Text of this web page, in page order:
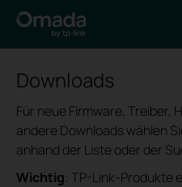
Downloads
Für neue Firmware, Treiber,
andere Downloads wählen
anhand der Liste oder der
Wichtig: TP-Link-Produkte